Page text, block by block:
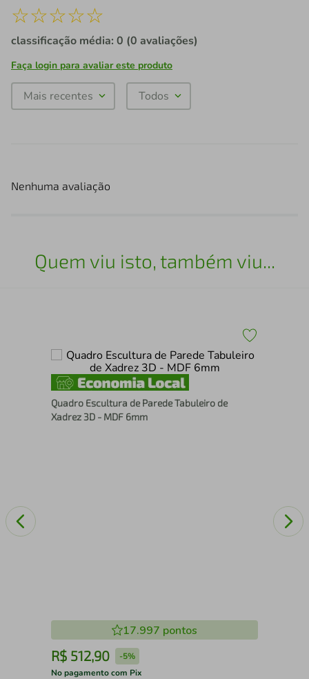
☆☆☆☆☆
classificação média: 0 (0 avaliações)
Faça login para avaliar este produto
Mais recentes Todos
Nenhuma avaliação
Quem viu isto, também viu...
Quadro Escultura de Parede Tabuleiro de
Xadrez 3D - MDF 6mm
17.997 pontos
R$ 512,90 -5%
No pagamento com Pix